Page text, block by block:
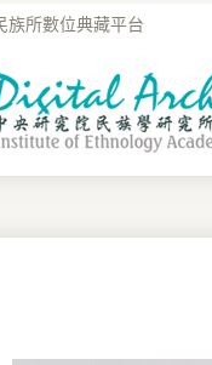
族所數位典藏平台